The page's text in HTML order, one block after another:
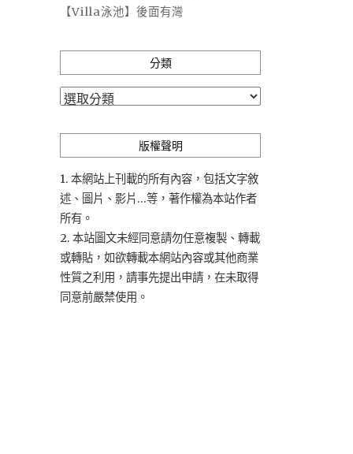
【Villa泳池】後面有灣
分類
分
版權聲明
1. 本網站上刊載的所有內容，包括文字敘
述、圖片、影片...等，著作權為本站作者
所有。
2. 本站圖文未經同意請勿任意複製、轉載
或轉貼，如欲轉載本網站內容或其他商業
性質之利用，請事先提出申請，在未取得
同意前嚴禁使用。